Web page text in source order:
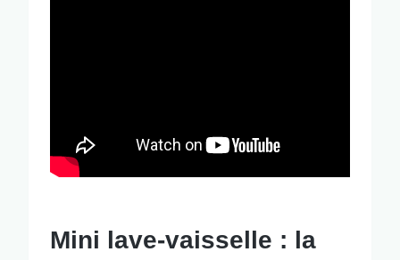
Mini lave-vaisselle : la